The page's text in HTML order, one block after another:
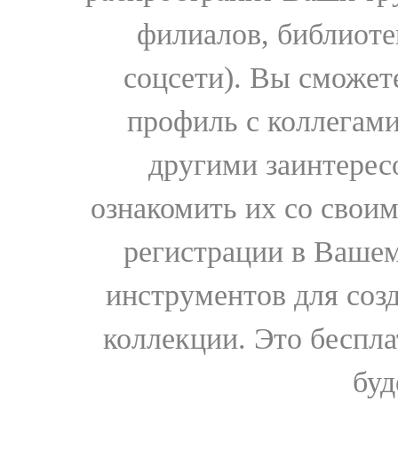
филиалов,
соцсети). Вы
профиль с
другими
ознакомить их со
регистрации в
инструментов для
коллекции. Это